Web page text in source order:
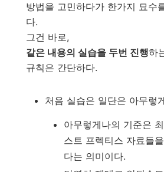
방법을 고민하다가 한가지 묘수
다.
그건 바로,
같은 내용의 실습을 두번 진행하
규칙은 간단하다.
처음 실습은 일단은 아무렇
아무렇게나의 기준은
스트 프렉티스 자료들
다는 의미이다.